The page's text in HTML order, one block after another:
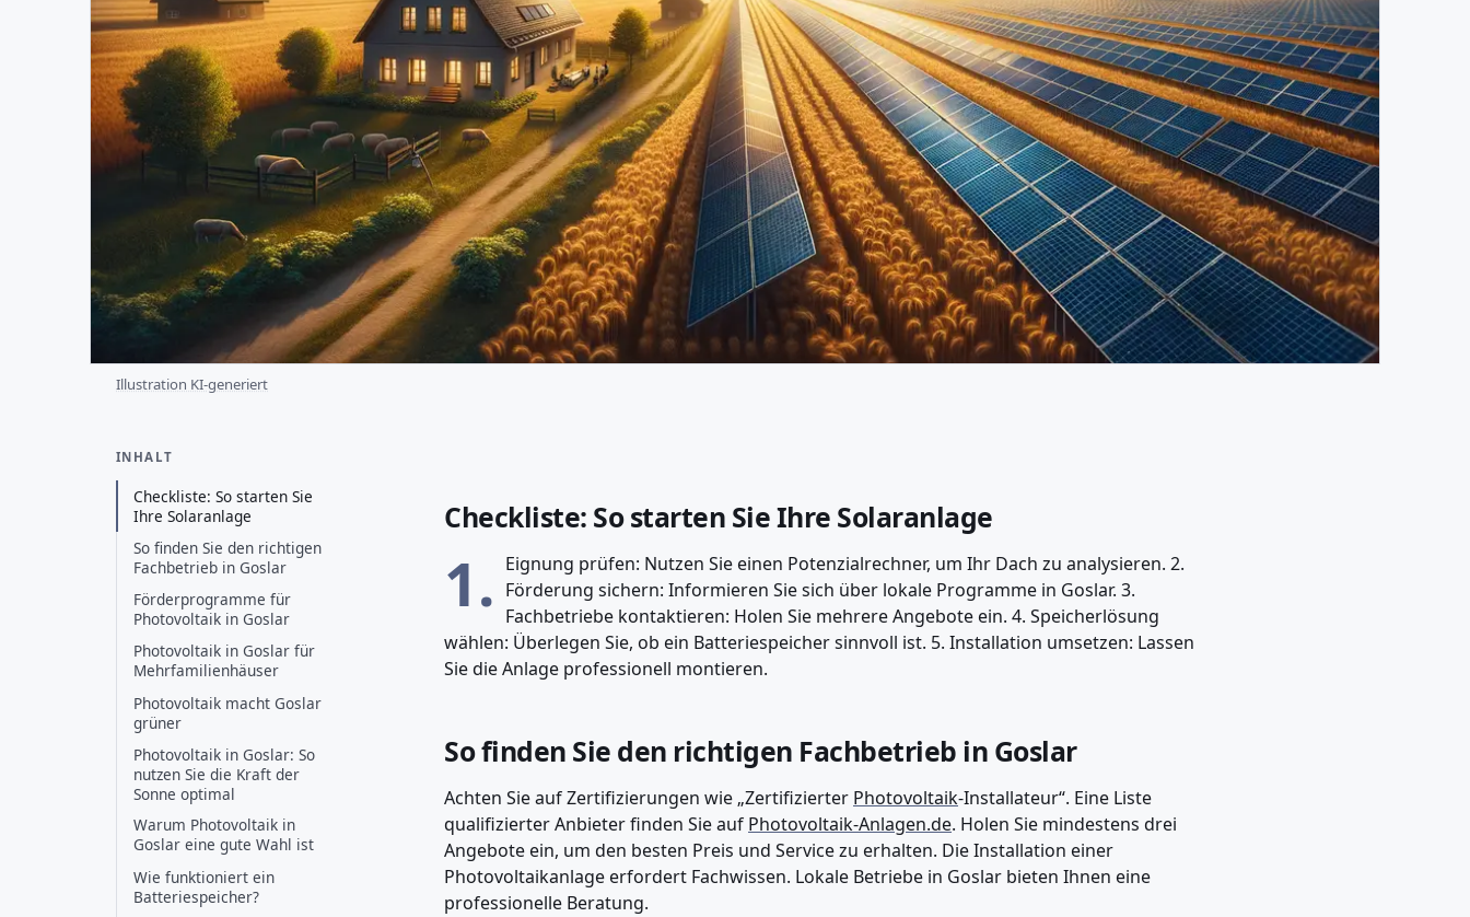
Illustration KI-generiert
INHALT
Checkliste: So starten Sie
Ihre Solaranlage
So finden Sie den richtigen
Fachbetrieb in Goslar
Förderprogramme für
Photovoltaik in Goslar
Photovoltaik in Goslar für
Mehrfamilienhäuser
Photovoltaik macht Goslar
grüner
Photovoltaik in Goslar: So
nutzen Sie die Kraft der
Sonne optimal
Warum Photovoltaik in
Goslar eine gute Wahl ist
Wie funktioniert ein
Batteriespeicher?
Checkliste: So starten Sie Ihre Solaranlage
1. Eignung prüfen: Nutzen Sie einen Potenzialrechner, um Ihr Dach zu analysieren. 2.
Förderung sichern: Informieren Sie sich über lokale Programme in Goslar. 3.
Fachbetriebe kontaktieren: Holen Sie mehrere Angebote ein. 4. Speicherlösung
wählen: Überlegen Sie, ob ein Batteriespeicher sinnvoll ist. 5. Installation umsetzen: Lassen
Sie die Anlage professionell montieren.
So finden Sie den richtigen Fachbetrieb in Goslar
Achten Sie auf Zertifizierungen wie „Zertifizierter Photovoltaik-Installateur“. Eine Liste
qualifizierter Anbieter finden Sie auf Photovoltaik-Anlagen.de. Holen Sie mindestens drei
Angebote ein, um den besten Preis und Service zu erhalten. Die Installation einer
Photovoltaikanlage erfordert Fachwissen. Lokale Betriebe in Goslar bieten Ihnen eine
professionelle Beratung.